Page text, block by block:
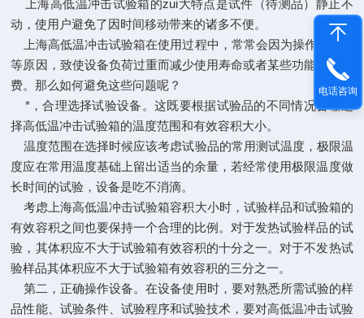
上海高低温冲击试验箱的zui大特点是试件（待测品）静止不
动，使用户避免了因时间移动带来的诸多不便。
上海高低温冲击试验箱在使用过程中，常常会因为操作不规范
等原因，致使设备负荷过重而减少使用寿命或者某些功能闲置浪
费。那么如何避免这些问题呢？
*，合理选择试验设备。这既要根据试验品的不同情况合理选
择高低温冲击试验箱的温度范围和有效容积大小。
温度范围在选择时候应该考虑试验品的常用测试温度，极限温
度应在常用温度基础上留出适当的余量，若经常使用极限温度做
长时间的试验，设备是吃不消滴。
考虑上海高低温冲击试验箱容积大小时，试验样品和试验箱的
有效容积之间也要保持一个合理的比例。对于发热试验样品的试
验，其体积应不大于试验箱有效容积的十分之一。对于不发热试
验样品其体积应不大于试验箱有效容积的三分之一。
第二，正确操作设备。在设备使用时，要对熟悉所需试验的样
品性能、试验条件、试验程序和试验技术，要对高低温冲击试验
电话咨询